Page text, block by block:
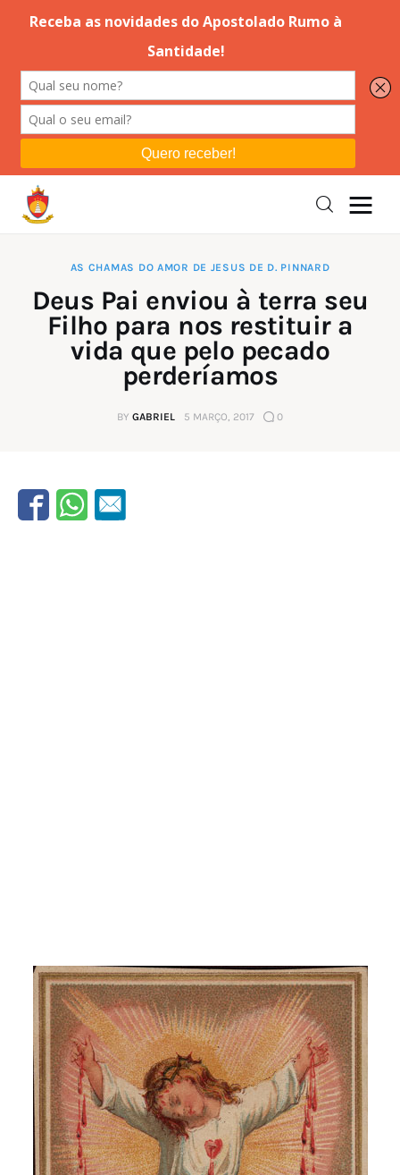
Editorial
Orações
Instruções
Espiritualidade
Catolicismo
AS CHAMAS DO AMOR DE JESUS DE D. PINNARD
Deus Pai enviou à terra seu
Filho para nos restituir a
vida que pelo pecado
perderíamos
BY GABRIEL 5 MARÇO, 2017 0